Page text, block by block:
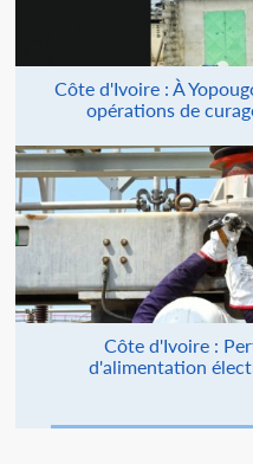
Côte d'Ivoire : À
opérations de
Côte d'Ivoire :
d'alimentation